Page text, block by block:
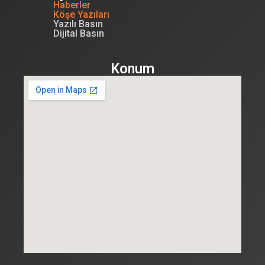
Haberler
Köşe Yazıları
Yazılı Basın
Dijital Basın
Konum